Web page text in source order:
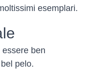
esemplari.
ben
pelo.